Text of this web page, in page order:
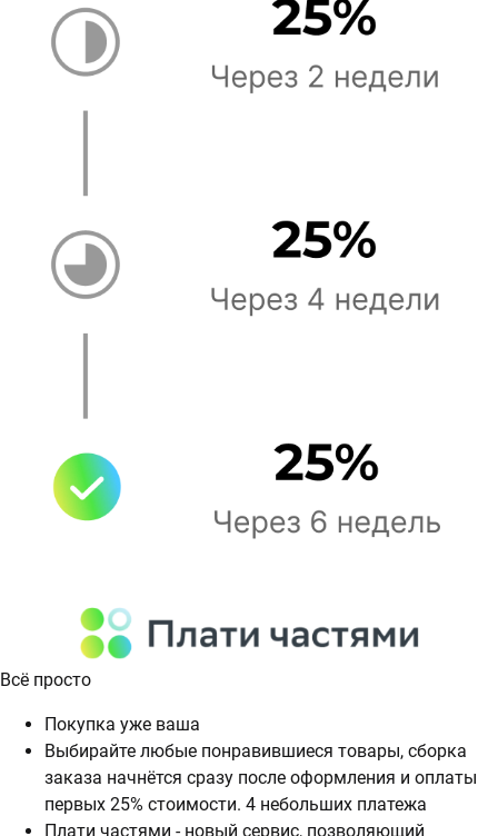
Всё просто
Покупка уже ваша
Выбирайте любые понравившиеся товары, сборка
заказа начнётся сразу после оформления и оплаты
первых 25% стоимости. 4 небольших платежа
Плати частями - новый сервис, позволяющий